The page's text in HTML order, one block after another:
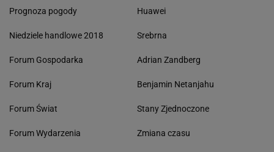
Prognoza pogody
Niedziele handlowe 2018
Forum Gospodarka
Forum Kraj
Forum Świat
Forum Wydarzenia
Huawei
Srebrna
Adrian Zandberg
Benjamin Netanjahu
Stany Zjednoczone
Zmiana czasu